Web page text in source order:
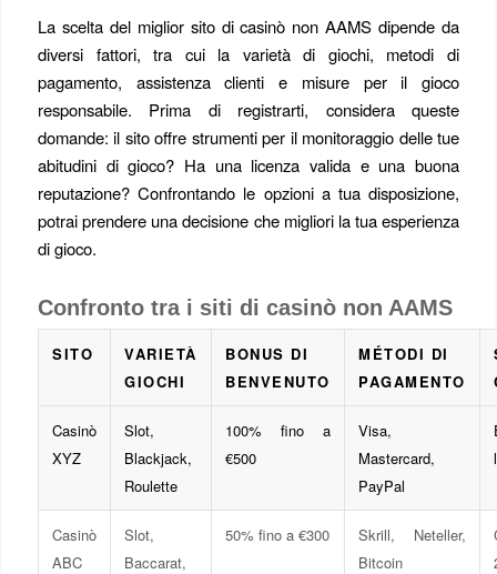
La scelta del miglior sito di casinò non AAMS dipende da
diversi fattori, tra cui la varietà di giochi, metodi di
pagamento, assistenza clienti e misure per il gioco
responsabile. Prima di registrarti, considera queste
domande: il sito offre strumenti per il monitoraggio delle tue
abitudini di gioco? Ha una licenza valida e una buona
reputazione? Confrontando le opzioni a tua disposizione,
potrai prendere una decisione che migliori la tua esperienza
di gioco.
Confronto tra i siti di casinò non AAMS
SITO
VARIETÀ
GIOCHI
BONUS DI
BENVENUTO
MÉTODI DI
PAGAMENTO
Casinò
XYZ
Slot,
Blackjack,
Roulette
100% fino a
€500
Visa,
Mastercard,
PayPal
Casinò
ABC
Slot,
Baccarat,
50% fino a €300
Skrill, Neteller,
Bitcoin